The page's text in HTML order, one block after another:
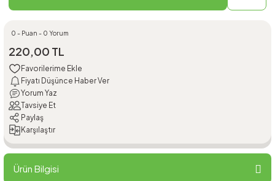
0 - Puan - 0 Yorum
220,00 TL
Fiyatı Düşünce Haber Ver
Yorum Yaz
Tavsiye Et
Paylaş
Karşılaştır
Ürün Bilgisi